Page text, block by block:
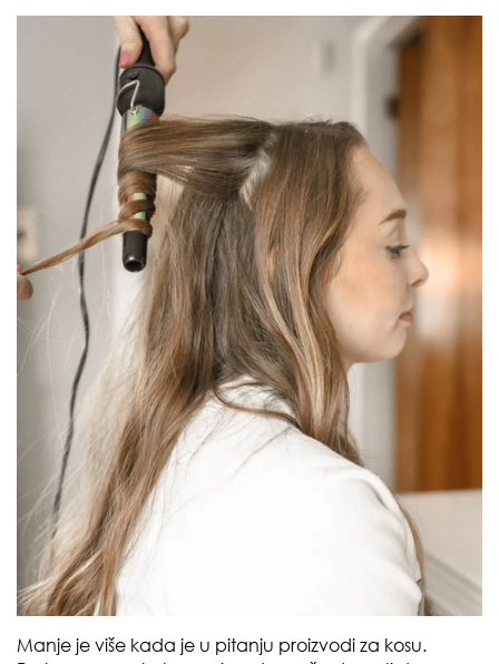
Manje je više kada je u pitanju proizvodi za kosu.